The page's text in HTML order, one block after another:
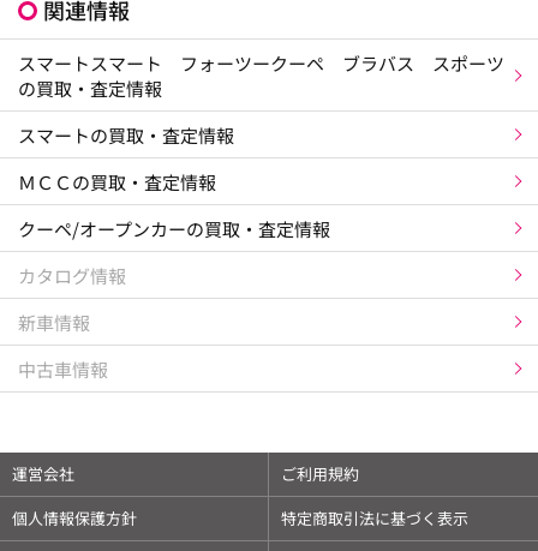
関連情報
スマートスマート フォーツークーペ ブラバス スポーツ
の買取・査定情報
スマートの買取・査定情報
ＭＣＣの買取・査定情報
クーペ/オープンカーの買取・査定情報
カタログ情報
新車情報
中古車情報
運営会社
ご利用規約
個人情報保護方針
特定商取引法に基づく表示